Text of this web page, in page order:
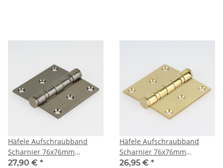
Häfele Aufschraubband
Scharnier 76x76mm
Edelstahl brüniert Anschlag
27,90 € *
Häfele Aufschraubband
Scharnier 76x76mm
Edelstahl messingfarben
26,95 € *